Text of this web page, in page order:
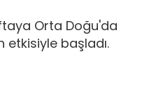
Orta Doğu'da
etkisiyle başladı.